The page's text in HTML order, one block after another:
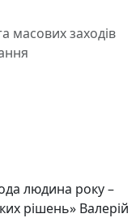
масових заходів
людина року –
рішень» Валерій